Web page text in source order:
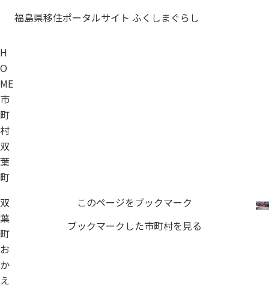
福島県移住ポータルサイト ふくしまぐらし
H
O
ME
市
町
村
双
葉
町
双
葉
町
このページをブックマーク
ブックマークした市町村を見る
お
か
え